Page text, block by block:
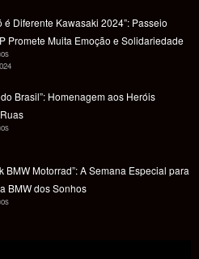
é Diferente Kawasaki 2024”: Passeio
Promete Muita Emoção e Solidariedade
Brasil”: Homenagem aos Heróis
BMW Motorrad”: A Semana Especial para
BMW dos Sonhos